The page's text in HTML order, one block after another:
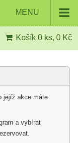
MENU
Košík 0 ks, 0 Kč
jejíž akce máte
a vybírat